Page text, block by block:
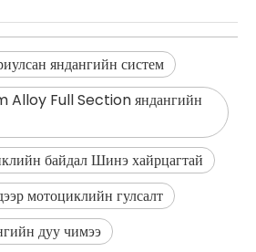
яндангийн систем
Alloy Full Section яндангийн
байдал Шинэ хайрцагтай
мотоциклийн гулсалт
дуу чимээ